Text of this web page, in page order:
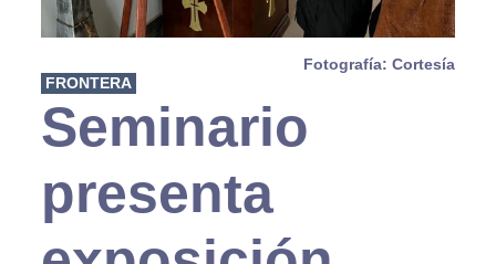
Fotografía: Cortesía
FRONTERA
Seminario
presenta